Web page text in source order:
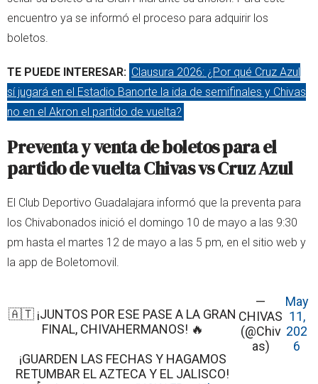
encuentro ya se informó el proceso para adquirir los
boletos.
TE PUEDE INTERESAR: Clausura 2026: ¿Por qué Cruz Azul
sí jugará en el Estadio Banorte la ida de semifinales y Chivas
no en el Akron el partido de vuelta?
Preventa y venta de boletos para el
partido de vuelta Chivas vs Cruz Azul
El Club Deportivo Guadalajara informó que la preventa para
los Chivabonados inició el domingo 10 de mayo a las 9:30
pm hasta el martes 12 de mayo a las 5 pm, en el sitio web y
la app de Boletomovil.
🇦🇹 ¡JUNTOS POR ESE PASE A LA GRAN
FINAL, CHIVAHERMANOS! 🔥
¡GUARDEN LAS FECHAS Y HAGAMOS
RETUMBAR EL AZTECA Y EL JALISCO!
—
CHIVAS
(@Chiv
as)
May
11,
202
6